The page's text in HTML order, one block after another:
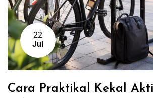
22
Jul
Cara Praktikal Kekal